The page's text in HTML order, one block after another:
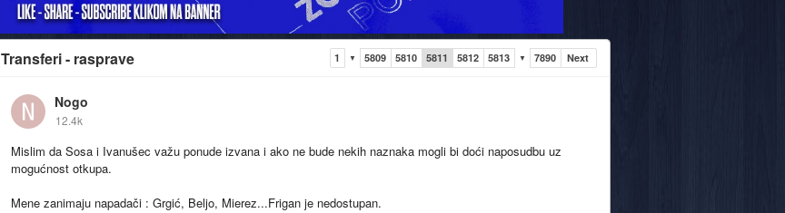
Transferi - rasprave 1 ▼ 5809 5810 5811 5812 5813 ▼ 7890 Next
Nogo
12.4k
Mislim da Sosa i Ivanušec važu ponude izvana i ako ne bude nekih naznaka mogli bi doći naposudbu uz
mogućnost otkupa.
Mene zanimaju napadači : Grgić, Beljo, Mierez...Frigan je nedostupan.